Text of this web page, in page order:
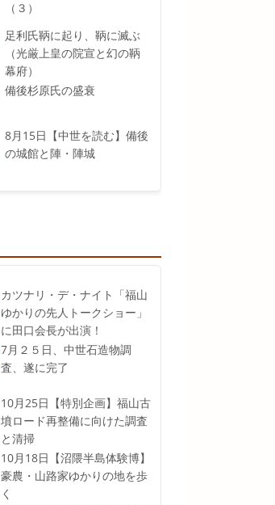
（３）
足利氏鞆に起り、鞆に滅ぶ
（光厳上皇の院宣と幻の鞆
幕府）
備後杉原氏の盛衰
8月15日【中世を読む】備後
の城館と陣・陣城
カツナリ・デ・ナイト「福山
ゆかりの先人トークショー」
に田口会長が出演！
7月２５日、中世石造物調
査、遂に完了
10月25日【特別企画】福山古
墳ロード再整備に向けた調査
と清掃
10月18日【沼隈半島体験博】
豪農・山路家ゆかりの地を歩
く